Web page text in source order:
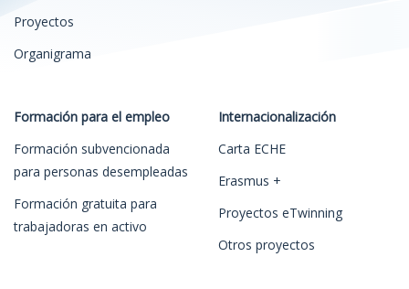
Proyectos
Organigrama
Formación para el empleo
Formación subvencionada
para personas desempleadas
Formación gratuita para
trabajadoras en activo
Internacionalización
Carta ECHE
Erasmus +
Proyectos eTwinning
Otros proyectos